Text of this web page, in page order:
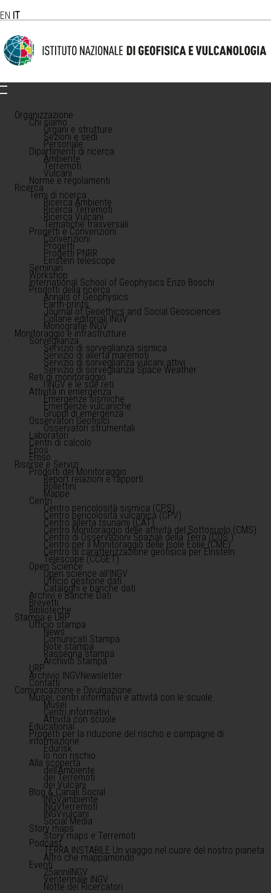
EN IT
Organizzazione
Chi siamo
Organi e strutture
Sezioni e sedi
Personale
Dipartimenti di ricerca
Ambiente
Terremoti
Vulcani
Norme e regolamenti
Ricerca
Temi di ricerca
Ricerca Ambiente
Ricerca Terremoti
Ricerca Vulcani
Tematiche trasversali
Progetti e Convenzioni
Convenzioni
Progetti
Progetti PNRR
Einstein telescope
Seminari
Workshop
International School of Geophysics Enzo Boschi
Prodotti della ricerca
Annals of Geophysics
Earth-prints
Journal of Geoethics and Social Geosciences
Collane editoriali INGV
Monografie INGV
Monitoraggio e infrastrutture
Sorveglianza
Servizio di sorveglianza sismica
Servizio di allerta maremoti
Servizio di sorveglianza vulcani attivi
Servizio di sorveglianza Space Weather
Reti di monitoraggio
l'INGV e le sue reti
Attività in emergenza
Emergenze sismiche
Emergenze vulcaniche
Gruppi di emergenza
Osservatori Geofisici
Osservatori strumentali
Laboratori
Centri di calcolo
Epos
Emso
Risorse e Servizi
Prodotti del Monitoraggio
Report relazioni e rapporti
Bollettini
Mappe
Centri
Centro pericolosità sismica (CPS)
Centro pericolosità vulcanica (CPV)
Centro allerta tsunami (CAT)
Centro Monitoraggio delle attività del Sottosuolo (CMS)
Centro di Osservazioni Spaziali della Terra (COS )
Centro per il Monitoraggio delle Isole Eolie (CME)
Centro di caratterizzazione geofisica per Einstein
Telescope (CCGET)
Open Science
Open science all'INGV
Ufficio gestione dati
Cataloghi e banche dati
Archivi e Banche Dati
Brevetti
Biblioteche
Stampa e URP
Ufficio stampa
News
Comunicati Stampa
Note stampa
Rassegna stampa
Archivio Stampa
URP
Archivio INGVNewsletter
Contatti
Comunicazione e Divulgazione
Musei, centri informativi e attività con le scuole
Musei
Centri informativi
Attività con scuole
Educational
Progetti per la riduzione del rischio e campagne di
informazione
Edurisk
Io non rischio
Alla scoperta
dell'Ambiente
dei Terremoti
dei Vulcani
Blog & Canali Social
INGVambiente
INGVterremoti
INGVvulcani
Social Media
Story maps
Story maps e Terremoti
Podcast
TERRA INSTABILE Un viaggio nel cuore del nostro pianeta
Altro che mappamondo
Eventi
25anniINGV
Ventennale INGV
Notte dei Ricercatori